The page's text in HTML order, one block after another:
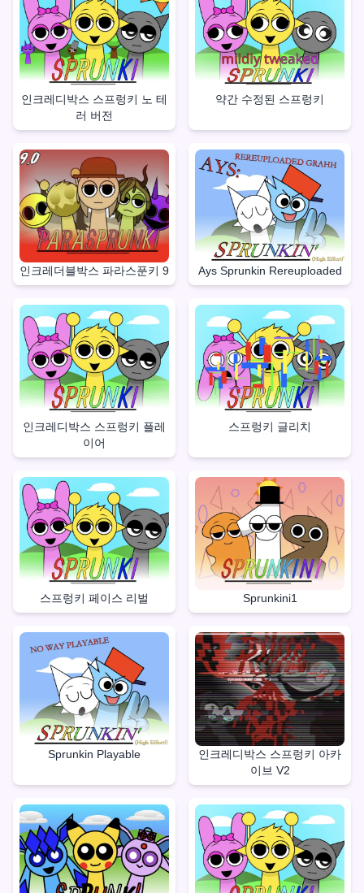
인크레디박스 스프렁키 노 테
러 버전
약간 수정된 스프렁키
인크레더블박스 파라스푼키 9 Ays Sprunkin Rereuploaded
인크레디박스 스프렁키 플레
이어
스프렁키 글리치
스프렁키 페이스 리벌 Sprunkini1
Sprunkin Playable
인크레디박스 스프렁키 아카
이브 V2